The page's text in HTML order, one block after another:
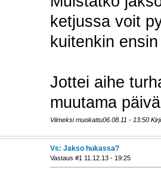
ketjussa voit
kuitenkin
Jottei aihe
muutama
Viimeksi muokattu06.08.11 - 13:50
Vs: Jakso hukassa?
Vastaus #1 11.12.13 - 19:25